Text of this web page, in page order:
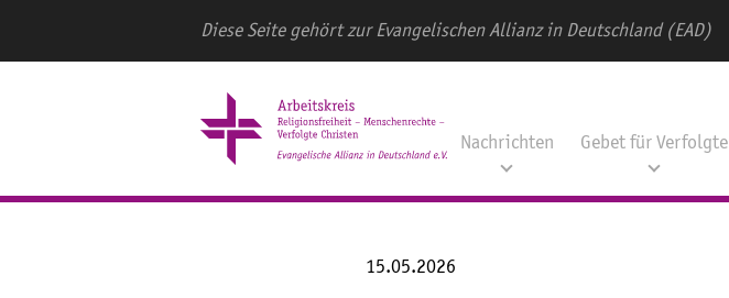
Diese Seite gehört zur Evangelischen Allianz in Deutschland (EAD)
Nachrichten Gebet für Verfolgte
15.05.2026